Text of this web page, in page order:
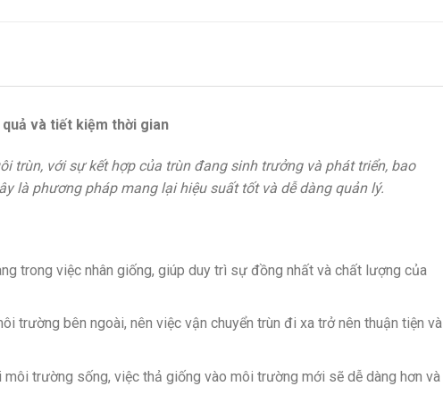
và tiết kiệm thời gian
trùn, với sự kết hợp của trùn đang sinh trưởng và phát triển, bao
là phương pháp mang lại hiệu suất tốt và dễ dàng quản lý.
trong việc nhân giống, giúp duy trì sự đồng nhất và chất lượng của
trường bên ngoài, nên việc vận chuyển trùn đi xa trở nên thuận tiện và
môi trường sống, việc thả giống vào môi trường mới sẽ dễ dàng hơn và